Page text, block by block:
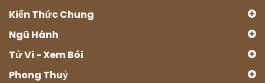
Kiến Thức Chung
Ngũ Hành
Tử Vi - Xem Bói
Phong Thuỷ